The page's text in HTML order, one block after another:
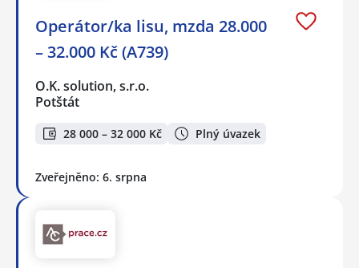
Operátor/ka lisu, mzda 28.000
– 32.000 Kč (A739)
O.K. solution, s.r.o.
Potštát
28 000 – 32 000 Kč Plný úvazek
Zveřejněno: 6. srpna